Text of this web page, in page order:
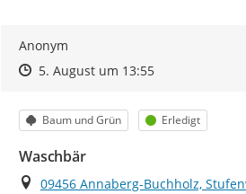
Anonym
Zeitpunkt des Erstellens
Zeitpunkt des Erstellens
5. August um 13:55Zur Äußerung
Kategorie
Baum und Grün Status
Erledigt
Waschbär
Ort
09456 Annaberg-Buchholz,